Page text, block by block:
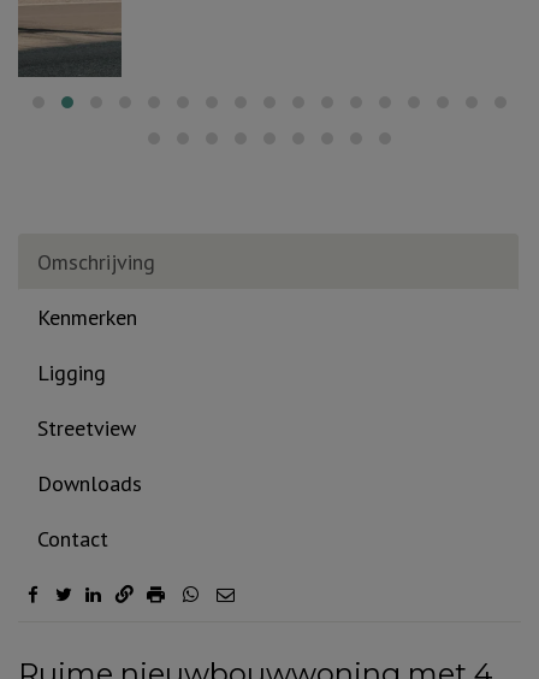
Omschrijving
Kenmerken
Ligging
Streetview
Downloads
Contact